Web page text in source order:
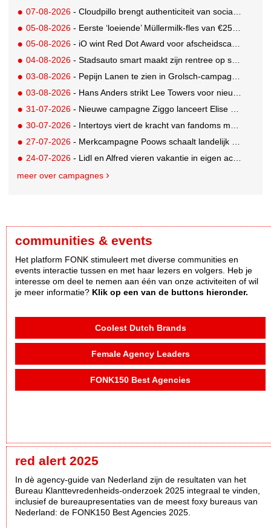
07-08-2026 - Cloudpillo brengt authenticiteit van social naar tv
05-08-2026 - Eerste ‘loeiende’ Müllermilk-fles van €25.000,- gevonden
05-08-2026 - iO wint Red Dot Award voor afscheidscampagne Peter Houtman bij Feyenoord
04-08-2026 - Stadsauto smart maakt zijn rentree op straat met een wereldwijde muurschilderingcampagne
03-08-2026 - Pepijn Lanen te zien in Grolsch-campagne voor nieuwe Grolsch CAL
03-08-2026 - Hans Anders strikt Lee Towers voor nieuwe campagne
31-07-2026 - Nieuwe campagne Ziggo lanceert Elise Schaap als expert over de Nederlandse voetbalbeleving
30-07-2026 - Intertoys viert de kracht van fandoms met nieuwe social media campagne rondom Olivia Rodrigo
27-07-2026 - Merkcampagne Poows schaalt landelijk op met gerichte Out of Home strategie
24-07-2026 - Lidl en Alfred vieren vakantie in eigen achtertuin
meer over campagnes
communities & events
Het platform FONK stimuleert met diverse communities en
events interactie tussen en met haar lezers en volgers. Heb je
interesse om deel te nemen aan één van onze activiteiten of wil
je meer informatie? Klik op een van de buttons hieronder.
Coolest Dutch Brands
Female Agency Leaders
FONK150 Best Agencies
red alert 2025
In dè agency-guide van Nederland zijn de resultaten van het
Bureau Klanttevredenheids-onderzoek 2025 integraal te vinden,
inclusief de bureaupresentaties van de meest foxy bureaus van
Nederland: de FONK150 Best Agencies 2025.